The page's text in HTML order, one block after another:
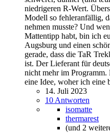
niedrigeren R-Wert.
Modell so fehleranfällig,
nehmen musste? Und
Mattentipp habt, bin ich
Augsburg und einen
gerade, dass die TaR
ist. Der Lieferant für
nicht mehr im Programm.
eine Idee, woher ich eine
14. Juli 2023
10 Antworten
isomatte
thermarest
(und 2